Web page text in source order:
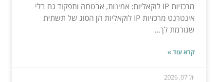
מרכזיות IP לוקאליות: אמינות, אבטחה ותפקוד גם בלי
אינטרנט מרכזיות IP לוקאליות הן הסוג של תשתית
שגורמת לך...
קרא עוד »
יול 07, 2026